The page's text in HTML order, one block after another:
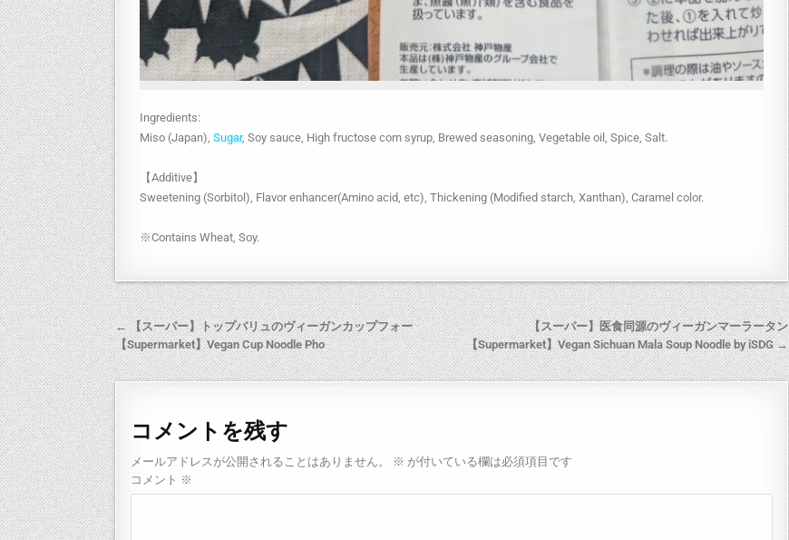
Ingredients:
Miso (Japan), Sugar, Soy sauce, High fructose corn syrup, Brewed seasoning, Vegetable oil, Spice, Salt.
【Additive】
Sweetening (Sorbitol), Flavor enhancer(Amino acid, etc), Thickening (Modified starch, Xanthan), Caramel color.
※Contains Wheat, Soy.
← 【スーパー】トップバリュのヴィーガンカップフォー
【Supermarket】Vegan Cup Noodle Pho
【スーパー】医食同源のヴィーガンマーラータン
【Supermarket】Vegan Sichuan Mala Soup Noodle by iSDG →
コメントを残す
メールアドレスが公開されることはありません。 ※ が付いている欄は必須項目です
コメント ※